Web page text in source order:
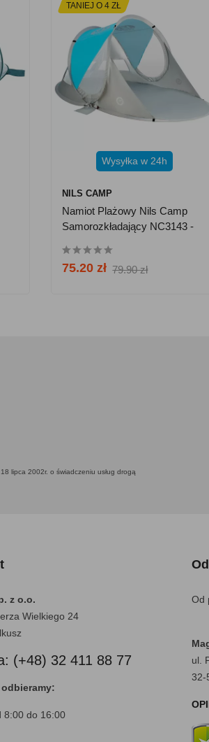
TANIEJ O 4 ZŁ
Wysyłka w 24h
NILS CAMP
Namiot Plażowy Nils Camp
Samorozkładający NC3143 -
75.20 zł 79.90 zł
lipca 2002r. o świadczeniu usług drogą
z o.o.
Wielkiego 24
(+48) 32 411 88 77
8:00 do 16:00
Od
ul.
32-